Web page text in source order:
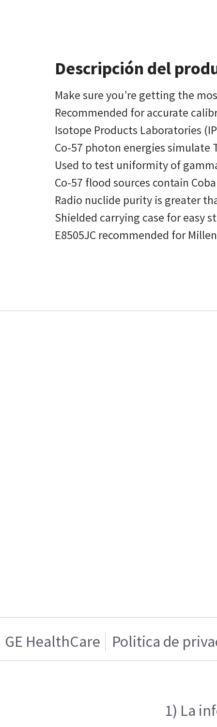
Descripción del
Make sure you’re getting the
Recommended for accurate
Isotope Products Laboratories
Co-57 photon energies simulate
Used to test uniformity of
Co-57 flood sources contain
Radio nuclide purity is greater
Shielded carrying case for easy
E8505JC recommended for
GE HealthCare Politica de
1) La